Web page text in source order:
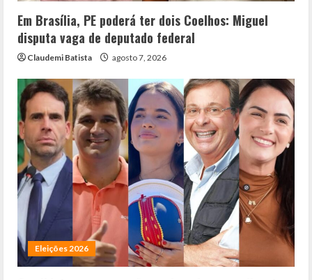
Em Brasília, PE poderá ter dois Coelhos: Miguel
disputa vaga de deputado federal
Claudemi Batista agosto 7, 2026
Eleições 2026